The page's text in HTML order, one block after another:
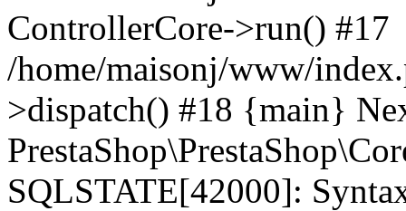
ControllerCore->run() #17
/home/maisonj/www/
>dispatch() #18 {main}
SQLSTATE[42000]: